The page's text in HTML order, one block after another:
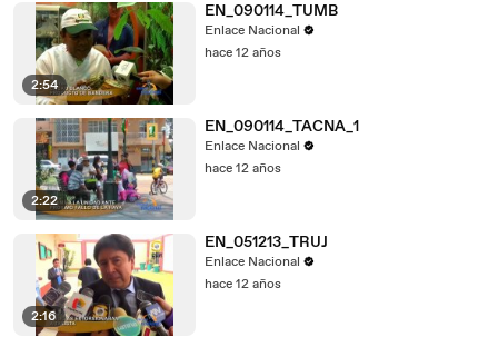
2:54
EN_090114_TUMB
Enlace Nacional
hace 12 años
2:22
EN_090114_TACNA_1
Enlace Nacional
hace 12 años
2:16
EN_051213_TRUJ
Enlace Nacional
hace 12 años